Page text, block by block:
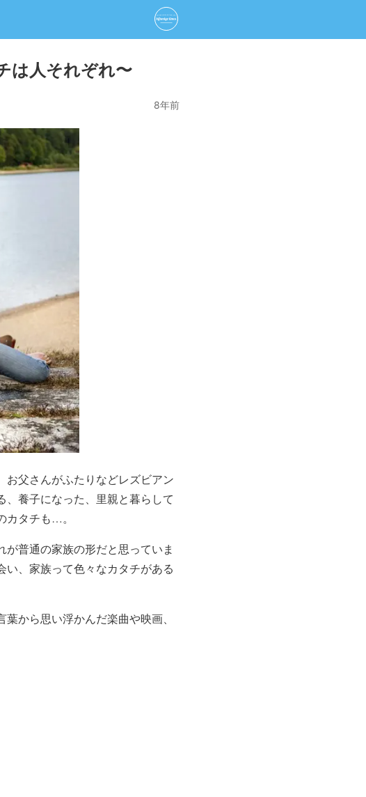
は人それぞれ〜
8年前
お父さんがふたりなどレズビアン
養子になった、里親と暮らして
カタチも…。
普通の家族の形だと思っていま
い、家族って色々なカタチがある
から思い浮かんだ楽曲や映画、